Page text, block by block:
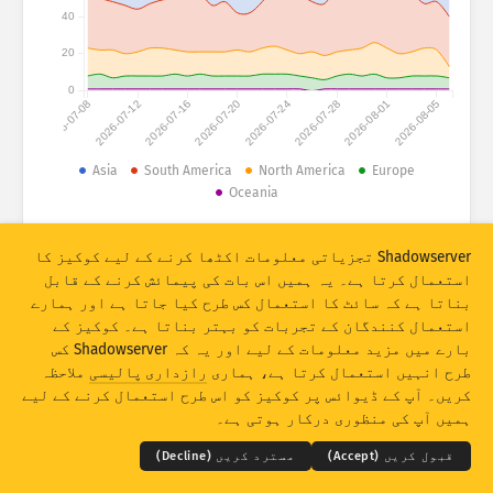
حملہ کے اعداد و شمار: ڈیوائسز
ڈیٹا سیٹ
خود کار طور پر اپڈیٹ کے نتائج
اپڈیٹ کریں ری سیٹ
PNG کے بطور ڈاؤن لوڈ کریں
2026-07-082026-07-122026-07-162026-07-202026-07-242026-07-282026-08-012026-08-05
0
20
40
Asia South America North America
Europe
Oceania
© 2026
THE SHADOWSERVER FOUNDATION
رازداری اور شرائط
ہم سے رابطہ کریں کریڈٹس
زبان
Shadowserver تجزیاتی معلومات اکٹھا کرنے کے لیے کوکیز کا
استعمال کرتا ہے۔ یہ ہمیں اس بات کی پیمائش کرنے کے قابل
بناتا ہے کہ سائٹ کا استعمال کس طرح کیا جاتا ہے اور ہمارے
استعمال کنندگان کے تجربات کو بہتر بناتا ہے۔ کوکیز کے
بارے میں مزید معلومات کے لیے اور یہ کہ Shadowserver کس
طرح انہیں استعمال کرتا ہے، ہماری رازداری پالیسی ملاحظہ
کریں۔ آپ کے ڈیوائس پر کوکیز کو اس طرح استعمال کرنے کے لیے
ہمیں آپ کی منظوری درکار ہوتی ہے۔
قبول کریں (Accept) مسترد کریں (Decline)